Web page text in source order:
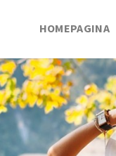
HOMEPAGINA